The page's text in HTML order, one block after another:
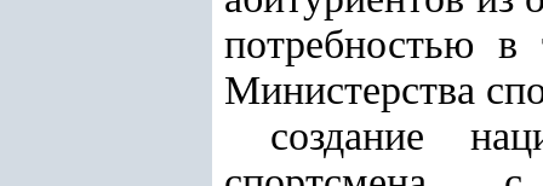
потребностью в
Министерства
создание